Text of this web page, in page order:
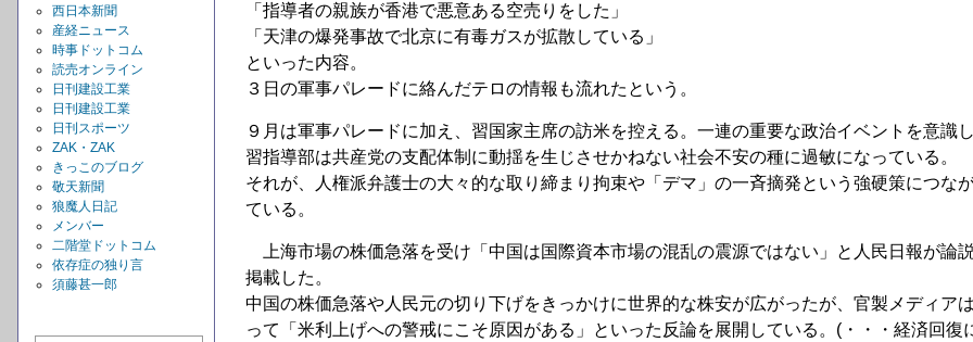
西日本新聞
産経ニュース
時事ドットコム
読売オンライン
日刊建設工業
日刊建設工業
日刊スポーツ
ZAK・ZAK
きっこのブログ
敬天新聞
狼魔人日記
メンバー
二階堂ドットコム
依存症の独り言
須藤甚一郎
「指導者の親族が香港で悪意ある空売りをした」
「天津の爆発事故で北京に有毒ガスが拡散している」
といった内容。
３日の軍事パレードに絡んだテロの情報も流れたという。
９月は軍事パレードに加え、習国家主席の訪米を控える。一連の重要な政治イベントを意識し
習指導部は共産党の支配体制に動揺を生じさせかねない社会不安の種に過敏になっている。
それが、人権派弁護士の大々的な取り締まり拘束や「デマ」の一斉摘発という強硬策につな
ている。
上海市場の株価急落を受け「中国は国際資本市場の混乱の震源ではない」と人民日報が論
掲載した。
中国の株価急落や人民元の切り下げをきっかけに世界的な株安が広がったが、官製メディア
って「米利上げへの警戒にこそ原因がある」といった反論を展開している。(・・・経済回復